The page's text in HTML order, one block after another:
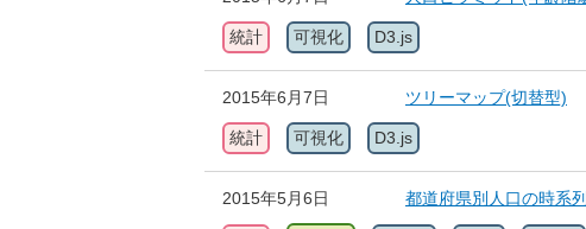
統計 可視化 D3.js
2015年6月7日 ツリーマップ(切替型)
統計 可視化 D3.js
2015年5月6日 都道府県別人口の時系